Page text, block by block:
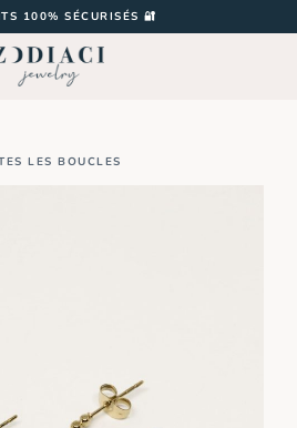
100% SÉCURISÉS 🔐
LES BOUCLES